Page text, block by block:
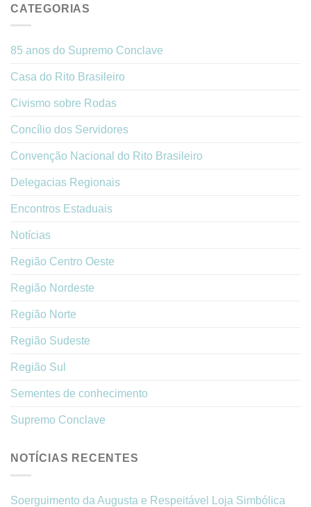
CATEGORIAS
85 anos do Supremo Conclave
Casa do Rito Brasileiro
Civismo sobre Rodas
Concílio dos Servidores
Convenção Nacional do Rito Brasileiro
Delegacias Regionais
Encontros Estaduais
Notícias
Região Centro Oeste
Região Nordeste
Região Norte
Região Sudeste
Região Sul
Sementes de conhecimento
Supremo Conclave
NOTÍCIAS RECENTES
Soerguimento da Augusta e Respeitável Loja Simbólica